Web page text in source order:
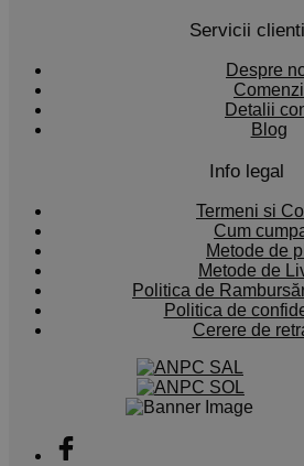
Servicii clienti
Despre
Comenzi
Detalii
Blog
Info legal
Termeni si
Cum
Metode de
Metode de
Politica de
Politica de
Cerere de